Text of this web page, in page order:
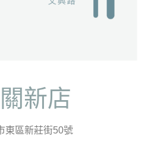
新店
東區新莊街50號